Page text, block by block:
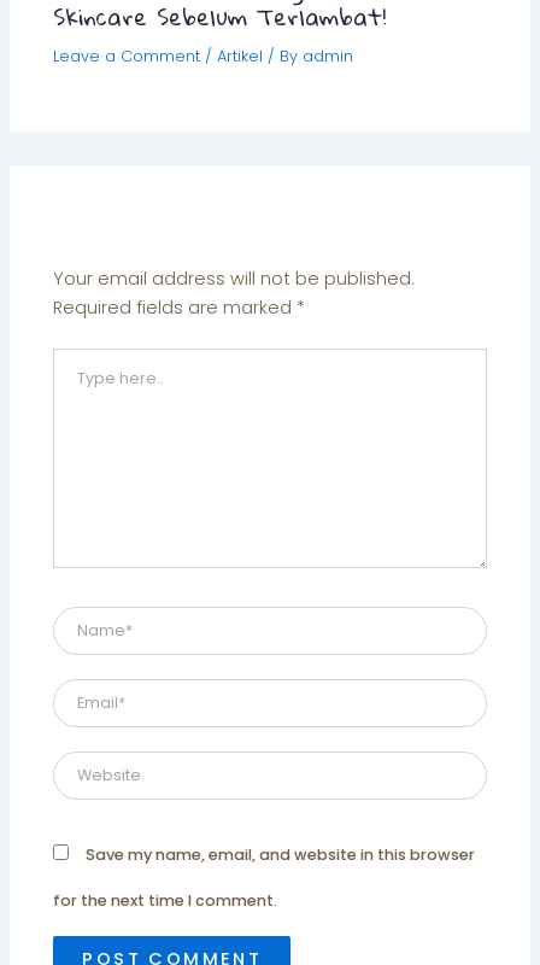
Skincare Sebelum Terlambat!
Leave a Comment /Artikel / By admin
Your email address will not be published.
Required fields are marked *
Type
Name*
Email*
Website
Save my name, email, and website in this browser
for the next time I comment.